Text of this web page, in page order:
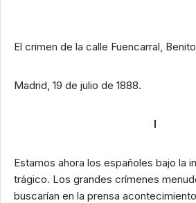
El crimen de la calle Fuencarral,
Madrid, 19 de julio de 1888.
I
Estamos ahora los españoles bajo la
trágico. Los grandes crímenes
buscarían en la prensa